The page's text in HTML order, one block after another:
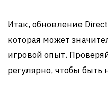
Итак, обновление
которая может
игровой опыт.
регулярно, чтобы быть